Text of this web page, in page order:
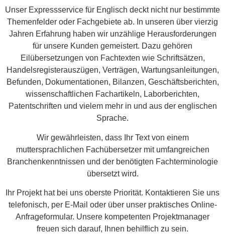
Unser Expressservice für Englisch deckt nicht nur bestimmte
Themenfelder oder Fachgebiete ab. In unseren über vierzig
Jahren Erfahrung haben wir unzählige Herausforderungen
für unsere Kunden gemeistert. Dazu gehören
Eilübersetzungen von Fachtexten wie Schriftsätzen,
Handelsregisterauszügen, Verträgen, Wartungsanleitungen,
Befunden, Dokumentationen, Bilanzen, Geschäftsberichten,
wissenschaftlichen Fachartikeln, Laborberichten,
Patentschriften und vielem mehr in und aus der englischen
Sprache.
Wir gewährleisten, dass Ihr Text von einem
muttersprachlichen Fachübersetzer mit umfangreichen
Branchenkenntnissen und der benötigten Fachterminologie
übersetzt wird.
Ihr Projekt hat bei uns oberste Priorität. Kontaktieren Sie uns
telefonisch, per E-Mail oder über unser praktisches Online-
Anfrageformular. Unsere kompetenten Projektmanager
freuen sich darauf, Ihnen behilflich zu sein.